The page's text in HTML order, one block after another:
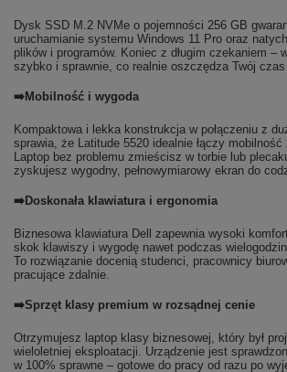
Dysk SSD M.2 NVMe o pojemności 256 GB
uruchamianie systemu Windows 11 Pro oraz
plików i programów. Koniec z długim czekaniem –
szybko i sprawnie, co realnie oszczędza Twój
➡️Mobilność i wygoda
Kompaktowa i lekka konstrukcja w połączeniu z
sprawia, że Latitude 5520 idealnie łączy
Laptop bez problemu zmieścisz w torbie lub
zyskujesz wygodny, pełnowymiarowy ekran do
➡️Doskonała klawiatura i ergonomia
Biznesowa klawiatura Dell zapewnia wysoki
skok klawiszy i wygodę nawet podczas
To rozwiązanie docenią studenci, pracownicy
pracujące zdalnie.
➡️Sprzęt klasy premium w rozsądnej cenie
Otrzymujesz laptop klasy biznesowej, który był
wieloletniej eksploatacji. Urządzenie jest
w 100% sprawne – gotowe do pracy od razu po